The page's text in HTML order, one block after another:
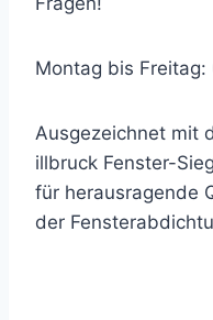
Montag bis
Ausgezeichnet mit
illbruck Fenster-
für herausragende
der